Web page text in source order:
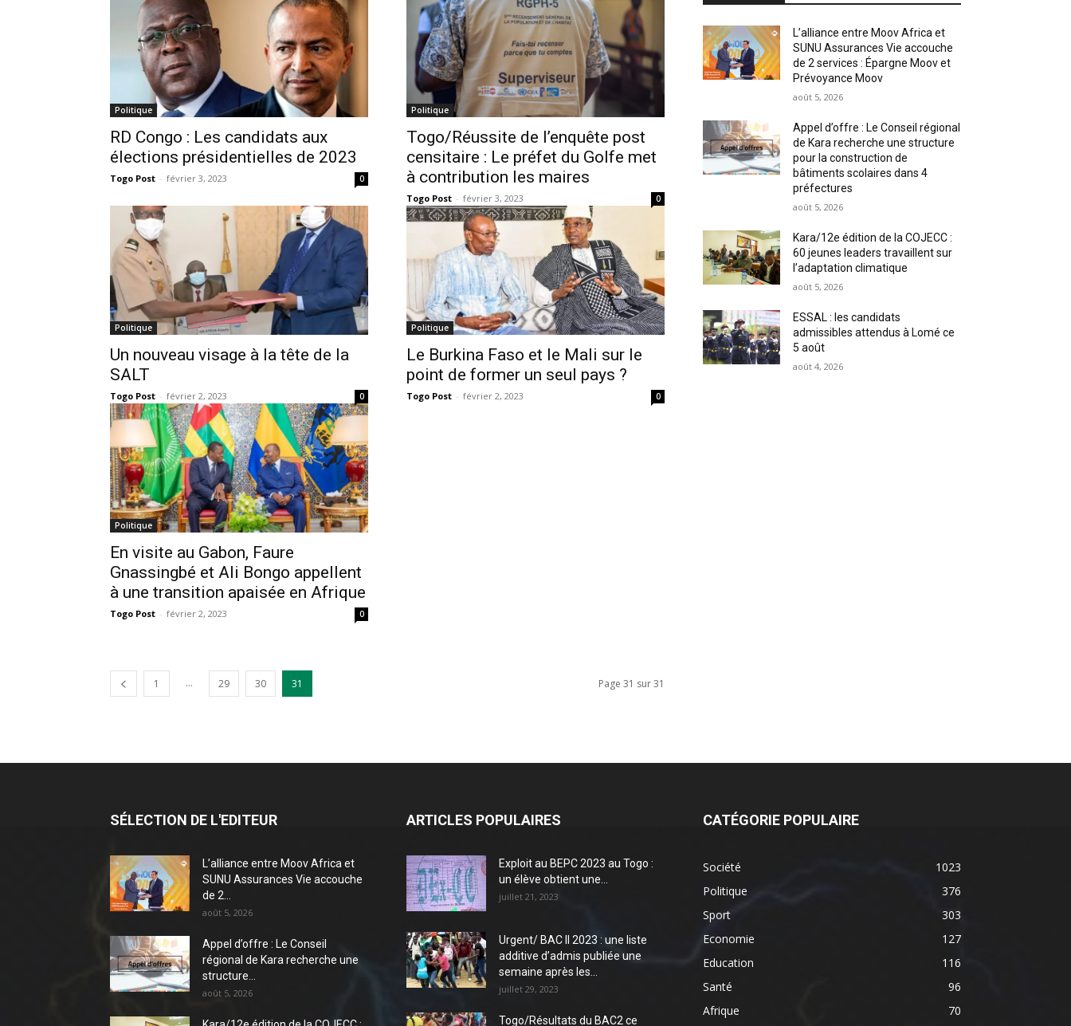
Politique
RD Congo : Les candidats aux
élections présidentielles de 2023
Togo Post - février 3, 2023 0
Politique
Togo/Réussite de l’enquête post
censitaire : Le préfet du Golfe met
à contribution les maires
Togo Post - février 3, 2023 0
Politique
Un nouveau visage à la tête de la
SALT
Togo Post - février 2, 2023 0
Politique
Le Burkina Faso et le Mali sur le
point de former un seul pays ?
Togo Post - février 2, 2023 0
Politique
En visite au Gabon, Faure
Gnassingbé et Ali Bongo appellent
à une transition apaisée en Afrique
Togo Post - février 2, 2023 0
1 ... 29 30 31 Page 31 sur 31
L’alliance entre Moov Africa et
SUNU Assurances Vie accouche
de 2 services : Épargne Moov et
Prévoyance Moov
août 5, 2026
Appel d’offre : Le Conseil régional
de Kara recherche une structure
pour la construction de
bâtiments scolaires dans 4
préfectures
août 5, 2026
Kara/12e édition de la COJECC :
60 jeunes leaders travaillent sur
l’adaptation climatique
août 5, 2026
ESSAL : les candidats
admissibles attendus à Lomé ce
5 août
août 4, 2026
SÉLECTION DE L'EDITEUR
L’alliance entre Moov Africa et
SUNU Assurances Vie accouche
de 2...
août 5, 2026
Appel d’offre : Le Conseil
régional de Kara recherche une
structure...
août 5, 2026
ARTICLES POPULAIRES
Exploit au BEPC 2023 au Togo :
un élève obtient une...
juillet 21, 2023
Urgent/ BAC II 2023 : une liste
additive d’admis publiée une
semaine après les...
juillet 29, 2023
Togo/Résultats du BAC2 ce
CATÉGORIE POPULAIRE
Société
1023
Politique
376
Sport
303
Economie
127
Education
116
Santé
96
Afrique
70